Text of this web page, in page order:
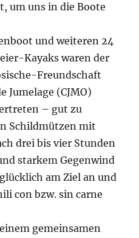
um uns in die Boote
und weiteren 24
Kayaks waren der
Freundschaft
Jumelage (CJMO)
– gut zu
Schildmützen mit
drei bis vier Stunden
starkem Gegenwind
am Ziel an und
con bzw. sin carne
gemeinsamen